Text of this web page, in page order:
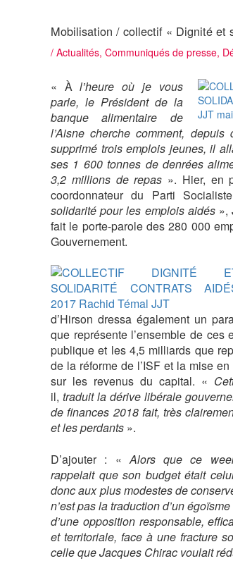
Mobilisation / collectif « Dignité et
/ Actualités, Communiqués de presse,
« Àl’heure où je vous
parle, le Président de la
banque alimentaire de
l’Aisne cherche comment,
supprimé trois emplois jeunes, il
ses 1 600 tonnes de denrées
3,2 millions de repas ». Hier, en
coordonnateur du Parti
solidarité pour les emplois aidés »,
fait le porte-parole des 280 000
Gouvernement.
d’Hirson dressa également un
que représente l’ensemble de ces
publique et les 4,5 milliards que
de la réforme de l’ISF et la mise
sur les revenus du capital. «
il, traduit la dérive libérale
de finances 2018 fait, très
et les perdants ».
D’ajouter : «Alors que ce
rappelait que son budget était
donc aux plus modestes de
n’est pas la traduction d’un
d’une opposition responsable,
et territoriale, face à une fracture
celle que Jacques Chirac voulait